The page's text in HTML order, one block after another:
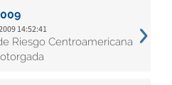
14:52:41
Riesgo Centroamericana